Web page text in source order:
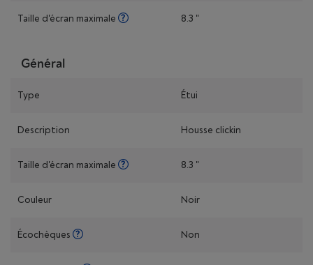
Taille d'écran maximale 8.3 "
Général
Type Étui
Description Housse clickin
Taille d'écran maximale 8.3 "
Couleur Noir
Écochèques Non